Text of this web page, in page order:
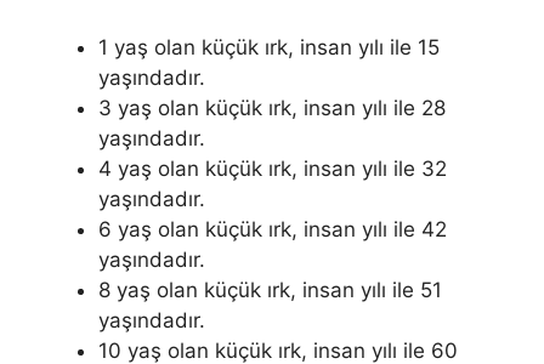
1 yaş olan küçük ırk, insan yılı ile 15
yaşındadır.
3 yaş olan küçük ırk, insan yılı ile 28
yaşındadır.
4 yaş olan küçük ırk, insan yılı ile 32
yaşındadır.
6 yaş olan küçük ırk, insan yılı ile 42
yaşındadır.
8 yaş olan küçük ırk, insan yılı ile 51
yaşındadır.
10 yaş olan küçük ırk, insan yılı ile 60